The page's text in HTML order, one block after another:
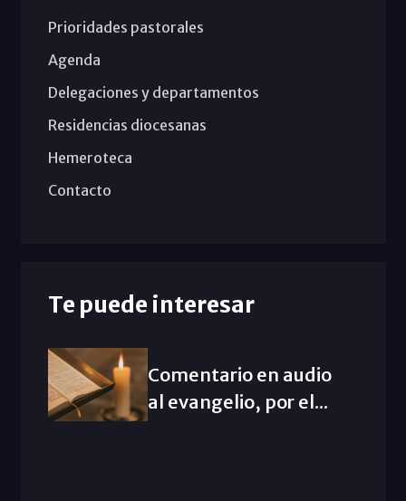
Prioridades pastorales
Agenda
Delegaciones y departamentos
Residencias diocesanas
Hemeroteca
Contacto
Te puede interesar
Comentario en audio
al evangelio, por el...